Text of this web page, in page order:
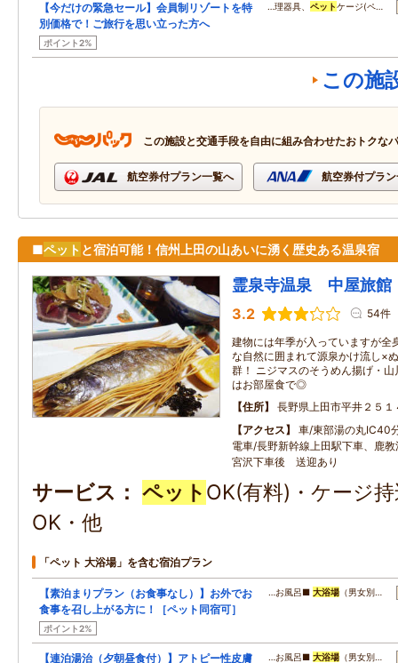
【今だけの緊急セール】会員制リゾートを特
別価格で！ご旅行を思い立った方へ
ポイント2%
…理器具、 ペットケージ(ペ…
この施
この施設と交通手段を自由に組み合わせたおトクな
航空券付プラン一覧へ 航空券付プラ
■ペット と宿泊可能！信州上田の山あいに湧く歴史ある温泉宿
霊泉寺温泉 中屋旅館
3.2 54件
建物には年季が入っていますが全
な自然に囲まれて源泉かけ流し×
群！ ニジマスのそうめん揚げ・
はお部屋食で◎
住所
長野県上田市平井２５１
アクセス
車/東部湯の丸
電車/長野新幹線上田駅下車、鹿
宮沢下車後 送迎あり
サービス ペット OK(有料)・ケージ
OK・他
「ペット 大浴場」を含む宿泊プラン
【素泊まりプラン（お食事なし）】お外でお
食事を召し上がる方に！［ペット同宿可］
ポイント2%
…お風呂■ 大浴場 （男女別…
【連泊湯治（夕朝昼食付）】アトピー性皮膚 …お風呂■ 大浴場 （男女別…